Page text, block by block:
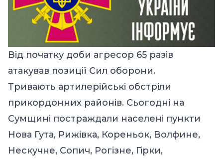
Від початку доби агресор 65 разів
атакував позиції Сил оборони.
Тривають артилерійські обстріли
прикордонних районів. Сьогодні на
Сумщині постраждали населені пункти
Нова Гута, Рижівка, Кореньок, Волфине,
Нескучне, Сопич, Рогізне, Гірки,